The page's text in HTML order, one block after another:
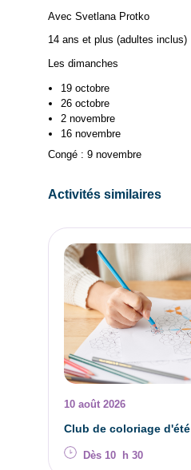
Avec Svetlana Protko
14 ans et plus (adultes inclus)
Les dimanches
19 octobre
26 octobre
2 novembre
16 novembre
Congé : 9 novembre
Activités similaires
10 août 2026
Club de coloriage d'été
Dès 10 h 30